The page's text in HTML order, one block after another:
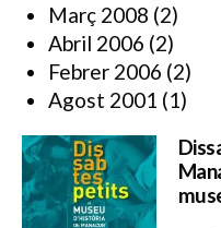
Març 2008 (2)
Abril 2006 (2)
Febrer 2006 (2)
Agost 2001 (1)